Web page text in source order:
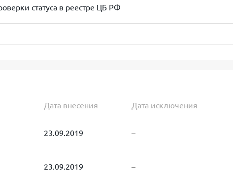
статуса в реестре ЦБ РФ
Дата внесения Дата исключения
23.09.2019 –
23.09.2019 –